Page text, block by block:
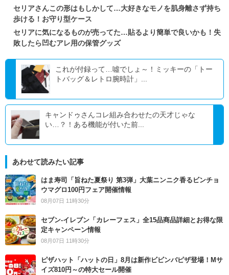
セリアさんこの形はもしかして…大好きなモノを肌身離さず持ち
歩ける！お守り型ケース
セリアに気になるものが売ってた…貼るより簡単で良いかも！失
敗したら凹むアレ用の保管グッズ
これが付録って…噓でしょ～！ミッキーの「トー
トバッグ＆レトロ腕時計」...
キャンドゥさんコレ組み合わせたの天才じゃな
い…？！ある機能が付いた前...
あわせて読みたい記事
はま寿司「旨ねた夏祭り 第3弾」大葉ニンニク香るビンチョ
ウマグロ100円フェア開催情報
08月07日 11時30分
セブン‐イレブン「カレーフェス」全15品商品詳細とお得な限
定キャンペーン情報
08月07日 11時30分
ピザハット「ハットの日」8月は新作ビビンバピザ登場！Mサ
イズ810円～の特大セール開催